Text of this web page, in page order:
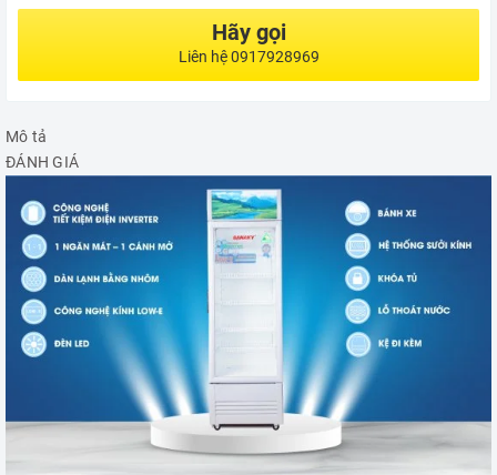
Hãy gọi
Liên hệ 0917928969
Mô tả
ĐÁNH GIÁ